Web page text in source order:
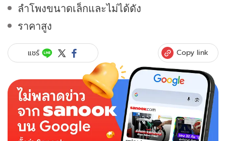
ลำโพงขนาดเล็กและไม่ได้ดัง
ราคาสูง
แชร์ Copy link